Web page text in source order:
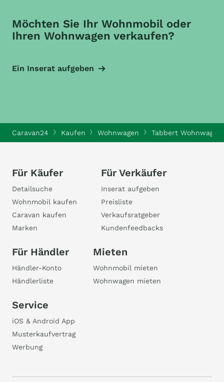
Möchten Sie Ihr Wohnmobil oder
Ihren Wohnwagen verkaufen?
Ein Inserat aufgeben
Caravan24 Kaufen Wohnwagen Tabbert Wohnwagen
Für Käufer
Detailsuche
Wohnmobil kaufen
Caravan kaufen
Marken
Für Verkäufer
Inserat aufgeben
Preisliste
Verkaufsratgeber
Kundenfeedbacks
Für Händler
Händler-Konto
Händlerliste
Mieten
Wohnmobil mieten
Wohnwagen mieten
Service
iOS & Android App
Musterkaufvertrag
Werbung